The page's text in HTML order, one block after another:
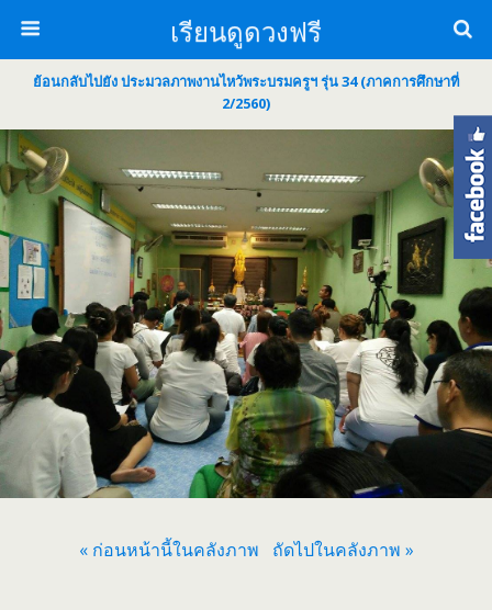
เรียนดูดวงฟรี
ย้อนกลับไปยัง ประมวลภาพงานไหว้พระบรมครูฯ รุ่น 34 (ภาคการศึกษาที่
2/2560)
« ก่อนหน้านี้ในคลังภาพ ถัดไปในคลังภาพ »